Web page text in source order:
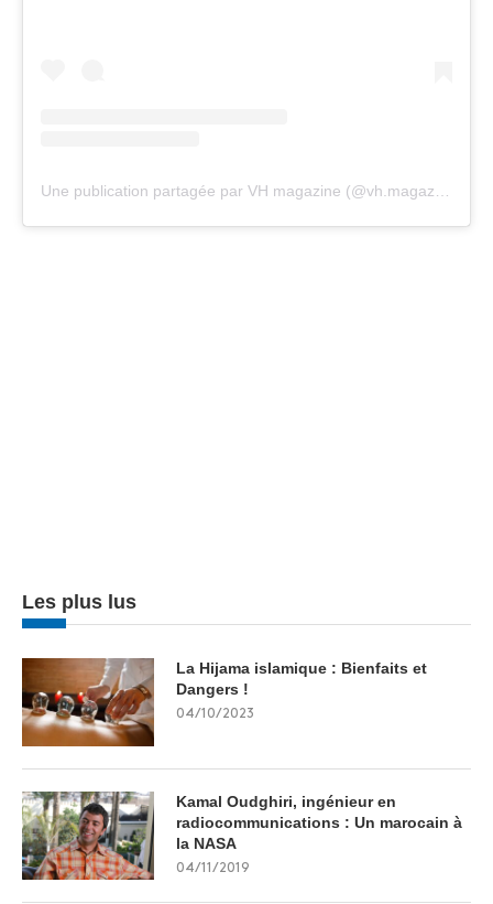
Les plus lus
La Hijama islamique : Bienfaits et
Dangers !
04/10/2023
Kamal Oudghiri, ingénieur en
radiocommunications : Un marocain à
la NASA
04/11/2019